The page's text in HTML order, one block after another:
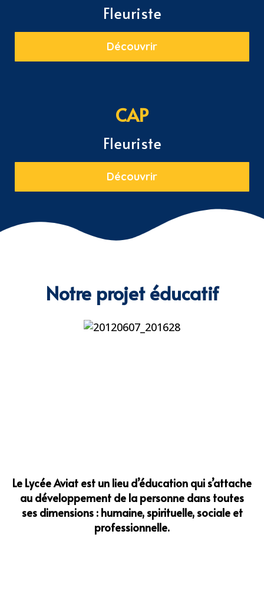
Fleuriste
Découvrir
CAP
Fleuriste
Découvrir
Notre projet éducatif
Le Lycée Aviat est un lieu d’éducation qui s’attache
au développement de la personne dans toutes
ses dimensions : humaine, spirituelle, sociale et
professionnelle.